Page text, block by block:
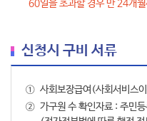
60일을 초과할 경우 만 24개
신청시 구비 서류
① 사회보장급여(사회서비스
② 가구원 수 확인자료 : 주민